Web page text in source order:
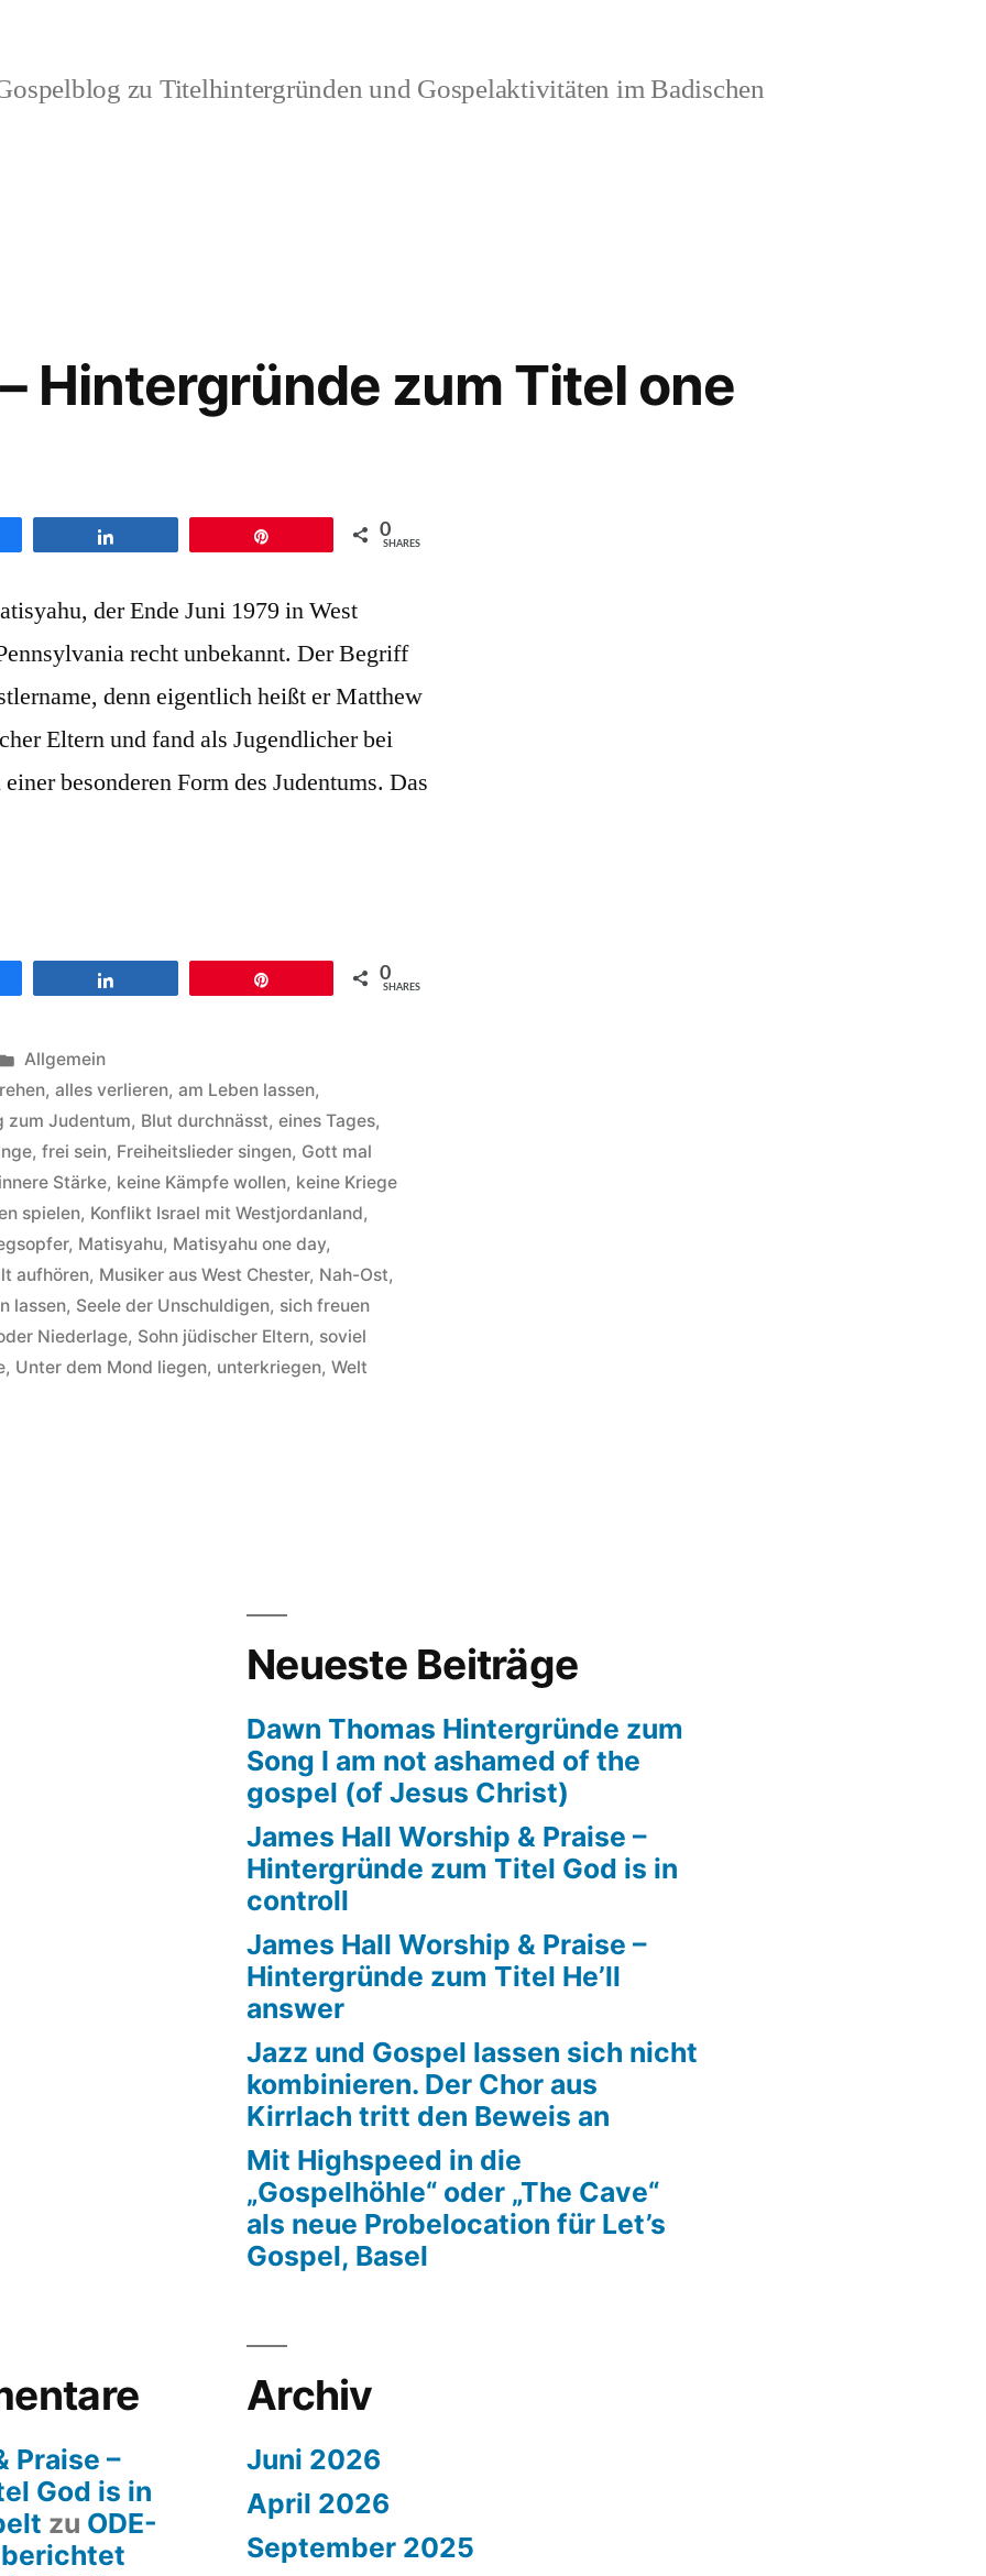
zu Titelhintergründen und Gospelaktivitäten im Badischen
Hintergründe zum Titel one
0
SHARES
der Ende Juni 1979 in West
recht unbekannt. Der Begriff
denn eigentlich heißt er Matthew
Eltern und fand als Jugendlicher bei
besonderen Form des Judentums. Das
0
SHARES
Veröffentlicht
unter
Allgemein
,alles verlieren,am Leben lassen,
zum Judentum, Blut durchnässt,eines Tages,
,frei sein, Freiheitslieder singen, Gott mal
innere Stärke, keine Kämpfe wollen, keine Kriege
spielen, Konflikt Israel mit Westjordanland,
, Matisyahu, Matisyahu one day,
aufhören, Musiker aus West Chester, Nah-Ost,
lassen, Seele der Unschuldigen, sich freuen
Niederlage, Sohn jüdischer Eltern, soviel
, Unter dem Mond liegen, unterkriegen,Welt
Neueste Beiträge
Dawn Thomas Hintergründe zum
Song I am not ashamed of the
gospel (of Jesus Christ)
James Hall Worship & Praise –
Hintergründe zum Titel God is in
controll
James Hall Worship & Praise –
Hintergründe zum Titel He’ll
answer
Jazz und Gospel lassen sich nicht
kombinieren. Der Chor aus
Kirrlach tritt den Beweis an
Mit Highspeed in die
„Gospelhöhle“ oder „The Cave“
als neue Probelocation für Let’s
Gospel, Basel
Praise –
God is in
zu ODE-
Archiv
Juni 2026
April 2026
September 2025